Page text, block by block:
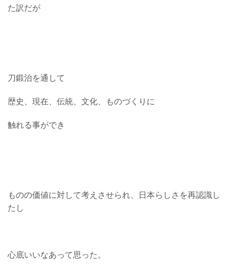
た訳だが
刀鍛治を通して
歴史、現在、伝統、文化、ものづくりに
触れる事ができ
ものの価値に対して考えさせられ、日本らしさを再認識し
たし
心底いいなあって思った。